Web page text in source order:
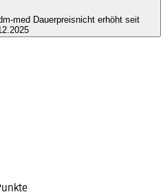
med Dauerpreisnicht erhöht seit